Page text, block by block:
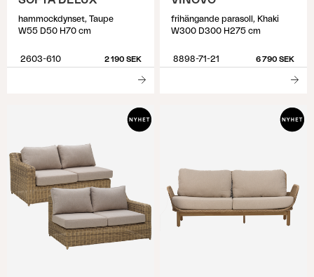
hammockdynset, Taupe
W55 D50 H70 cm
2603-610 2 190 SEK
frihängande parasoll, Khaki
W300 D300 H275 cm
8898-71-21 6 790 SEK